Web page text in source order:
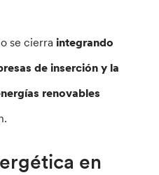
se cierra integrando
de inserción y la
renovables
en